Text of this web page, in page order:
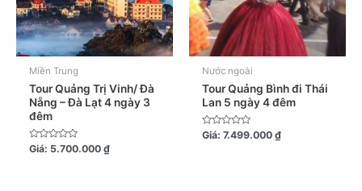
Miền Trung
Tour Quảng Trị Vinh/ Đà
Nẵng – Đà Lạt 4 ngày 3
đêm
Được
Giá: 5.700.000₫
Nước ngoài
Tour Quảng Bình đi Thái
Lan 5 ngày 4 đêm
Được
Giá: 7.499.000₫